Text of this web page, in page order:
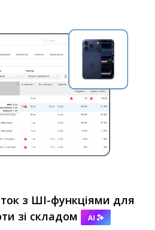
з ШІ-функціями для
зі складом